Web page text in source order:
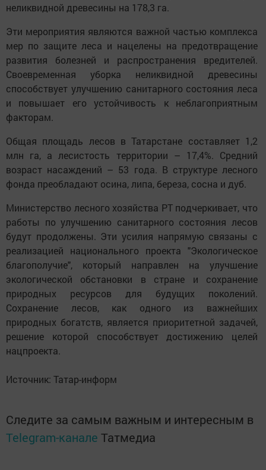
неликвидной древесины на 178,3 га.
Эти мероприятия являются важной частью комплекса
мер по защите леса и нацелены на предотвращение
развития болезней и распространения вредителей.
Своевременная уборка неликвидной древесины
способствует улучшению санитарного состояния леса
и повышает его устойчивость к неблагоприятным
факторам.
Общая площадь лесов в Татарстане составляет 1,2
млн га, а лесистость территории – 17,4%. Средний
возраст насаждений – 53 года. В структуре лесного
фонда преобладают осина, липа, береза, сосна и дуб.
Министерство лесного хозяйства РТ подчеркивает, что
работы по улучшению санитарного состояния лесов
будут продолжены. Эти усилия напрямую связаны с
реализацией национального проекта "Экологическое
благополучие", который направлен на улучшение
экологической обстановки в стране и сохранение
природных ресурсов для будущих поколений.
Сохранение лесов, как одного из важнейших
природных богатств, является приоритетной задачей,
решение которой способствует достижению целей
нацпроекта.
Источник: Татар-информ
Следите за самым важным и интересным в
Telegram-канале Татмедиа